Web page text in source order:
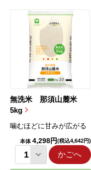
無洗米 那須山麓米
5kg
噛むほどに甘みが広がる
本体 4,298円(税込4,642円)
かごへ